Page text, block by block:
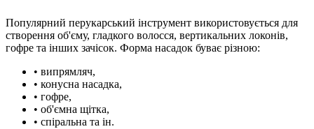
Популярний перукарський інструмент використовується для
створення об'єму, гладкого волосся, вертикальних локонів,
гофре та інших зачісок. Форма насадок буває різною:
• випрямляч,
• конусна насадка,
• гофре,
• об'ємна щітка,
• спіральна та ін.